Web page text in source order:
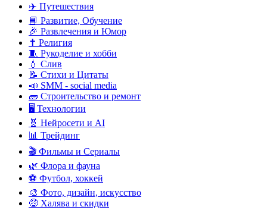
✈️ Путешествия
📘 Развитие, Обучение
🎉 Развлечения и Юмор
✝️ Религия
🧵 Рукоделие и хобби
💧 Слив
📝 Стихи и Цитаты
📣 SMM - social media
🧱 Строительство и ремонт
🖥️ Технологии
🧬 Нейросети и AI
📊 Трейдинг
🎬 Фильмы и Сериалы
🌿 Флора и фауна
⚽ Футбол, хоккей
🎨 Фото, дизайн, искусство
🤑 Халява и скидки